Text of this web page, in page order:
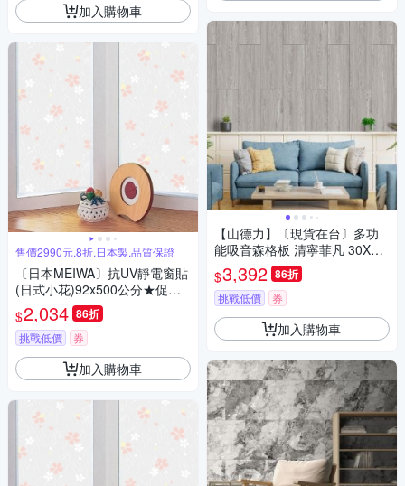
加入購物車
售價2990元,8折,日本製,品質保證
〔日本MEIWA〕抗UV靜電窗貼
(日式小花)92x500公分★促銷
★
$2,034 86折
挑戰低價 券
加入購物車
【山德力】〔現貨在台〕多功
能吸音森格板 清寧菲凡 30X12
0cm(一箱8片 約0.8坪)
$3,392 86折
挑戰低價 券
加入購物車